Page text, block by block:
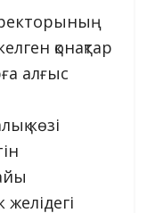
қонақтар
алғыс
көзі